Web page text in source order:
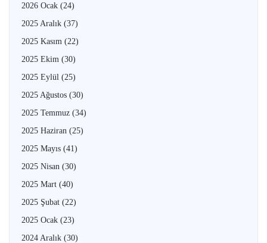
2026 Ocak (24)
2025 Aralık (37)
2025 Kasım (22)
2025 Ekim (30)
2025 Eylül (25)
2025 Ağustos (30)
2025 Temmuz (34)
2025 Haziran (25)
2025 Mayıs (41)
2025 Nisan (30)
2025 Mart (40)
2025 Şubat (22)
2025 Ocak (23)
2024 Aralık (30)